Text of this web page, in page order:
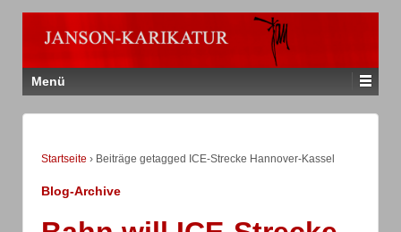
Menü
Startseite › Beiträge getagged ICE-Strecke Hannover-Kassel
Blog-Archive